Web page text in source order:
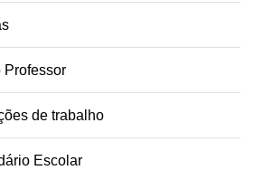
Professor
de trabalho
Escolar